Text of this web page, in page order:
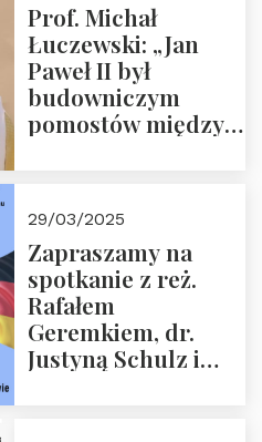
Prof. Michał
Łuczewski: „Jan
Paweł II był
budowniczym
pomostów między
29/03/2025
Zapraszamy na
spotkanie z reż.
Rafałem
Geremkiem, dr.
Justyną Schulz i